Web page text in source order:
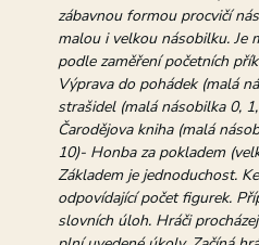
zábavnou formou procvičí
malou i velkou násobilku. Je
podle zaměření početních
Výprava do pohádek (malá
strašidel (malá násobilka 0,
Čarodějova kniha (malá
10)- Honba za pokladem
Základem je jednoduchost.
odpovídající počet figurek.
slovních úloh. Hráči